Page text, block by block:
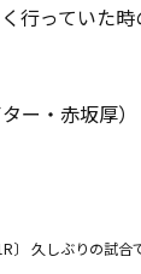
行っていた
ー・赤坂厚）
1R〕 久しぶりの試